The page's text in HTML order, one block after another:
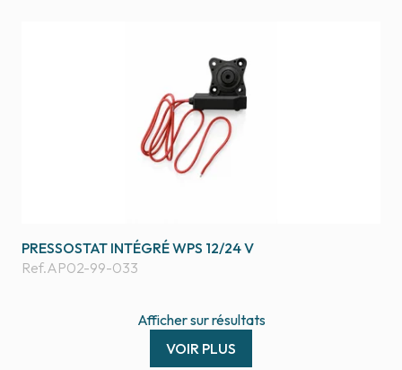
PRESSOSTAT INTÉGRÉ WPS 12/24 V
Ref.AP02-99-033
Affichersurrésultats
VOIR PLUS